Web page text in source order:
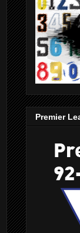
Premier